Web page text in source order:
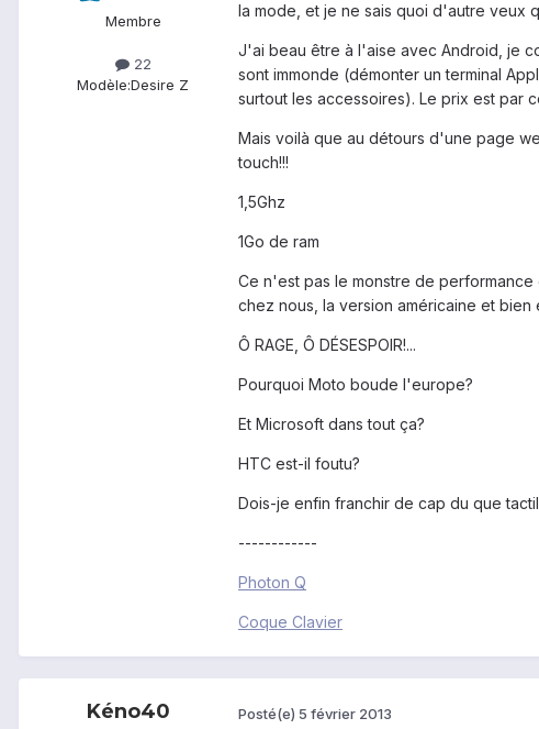
Membre
22
Modèle:Desire Z
la mode, et je ne sais quoi d'autre veux
J'ai beau être à l'aise avec Android, je
sont immonde (démonter un terminal
surtout les accessoires). Le prix est par
Mais voilà que au détours d'une page
touch!!!
1,5Ghz
1Go de ram
Ce n'est pas le monstre de performance
chez nous, la version américaine et
Ô RAGE, Ô DÉSESPOIR!...
Pourquoi Moto boude l'europe?
Et Microsoft dans tout ça?
HTC est-il foutu?
Dois-je enfin franchir de cap du que
------------
Photon Q
Coque Clavier
Kéno40 Posté(e) 5 février 2013